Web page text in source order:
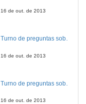
16 de out. de 2013
Turno de preguntas sobre o sistema nacional de patentes
16 de out. de 2013
16 de out. de 2013